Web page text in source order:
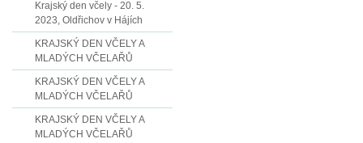
Krajský den včely - 20. 5.
2023, Oldřichov v Hájích
KRAJSKÝ DEN VČELY A
MLADÝCH VČELAŘŮ
KRAJSKÝ DEN VČELY A
MLADÝCH VČELAŘŮ
KRAJSKÝ DEN VČELY A
MLADÝCH VČELAŘŮ